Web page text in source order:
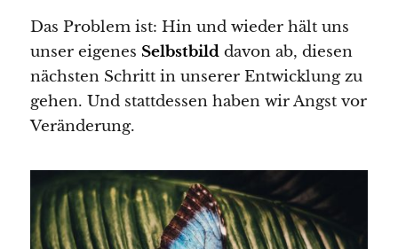
Das Problem ist: Hin und wieder hält uns
unser eigenes Selbstbilddavon ab, diesen
nächsten Schritt in unserer Entwicklung zu
gehen. Und stattdessen haben wir Angst vor
Veränderung.